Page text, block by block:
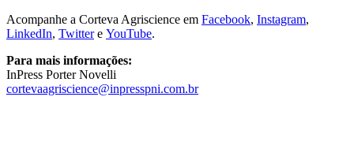
Acompanhe a Corteva Agriscience em Facebook, Instagram,
LinkedIn, Twittere YouTube.
Para mais informações:
InPress Porter Novelli
cortevaagriscience@inpresspni.com.br